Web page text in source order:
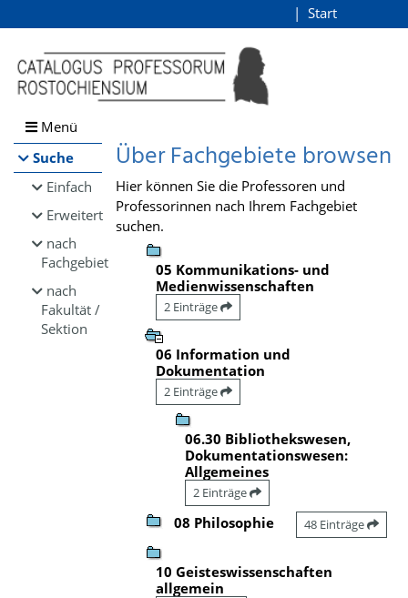
Browsen
direkt zum Inhalt
Start
Menü
Suche
Einfach
Erweitert
nach
Fachgebiet
nach
Fakultät /
Sektion
Über Fachgebiete browsen
Hier können Sie die Professoren und
Professorinnen nach Ihrem Fachgebiet
suchen.
05 Kommunikations- und
Medienwissenschaften
2 Einträge
06 Information und
Dokumentation
2 Einträge
06.30 Bibliothekswesen,
Dokumentationswesen:
Allgemeines
2 Einträge
08 Philosophie 48 Einträge
10 Geisteswissenschaften
allgemein